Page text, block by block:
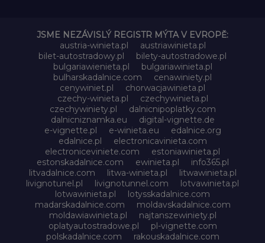
JSME NEZÁVISLÝ REGISTR MÝTA V EVROPĚ:
austria-winieta.pl
austriawinieta.pl
bilet-autostradowy.pl
bilety-autostradowe.pl
bulgariawienieta.pl
bulgariawinieta.pl
bulharskadalnice.com
cenawiniety.pl
cenywiniet.pl
chorwacjawinieta.pl
czechy-winieta.pl
czechywinieta.pl
czechywiniety.pl
dalnicnipoplatky.com
dalnicniznamka.eu
digital-vignette.de
e-vignette.pl
e-winieta.eu
edalnice.org
edalnice.pl
electronicavinieta.com
electroniceviniete.com
estoniawinieta.pl
estonskadalnice.com
ewinieta.pl
info365.pl
litvadalnice.com
litwa-winieta.pl
litwawinieta.pl
livignotunel.pl
livignotunnel.com
lotvawinieta.pl
lotwawinieta.pl
lotysskadalnice.com
madarskadalnice.com
moldavskadalnice.com
moldawiawinieta.pl
najtanszewiniety.pl
oplatyautostradowe.pl
pl-vignette.com
polskadalnice.com
rakouskadalnice.com